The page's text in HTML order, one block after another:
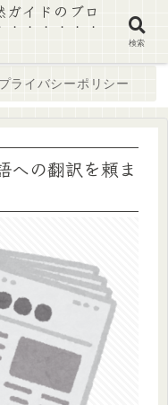
プライバシーポリシー
への翻訳を頼ま
イドのブロ
検索